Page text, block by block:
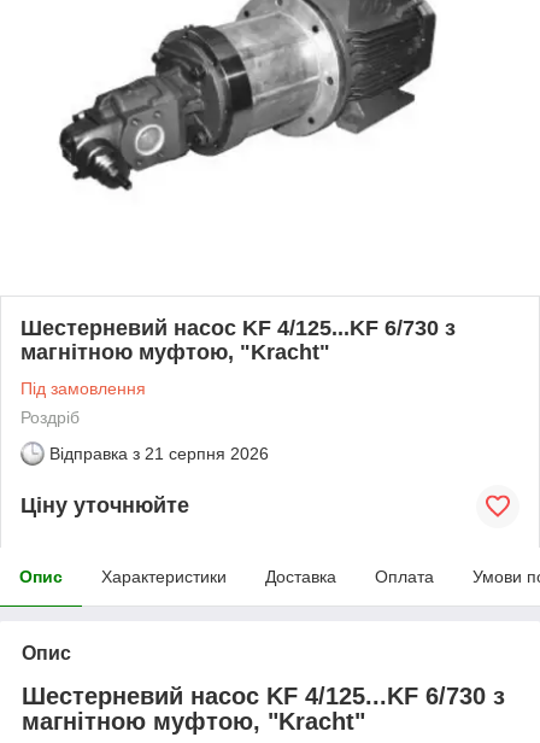
Шестерневий насос KF 4/125...KF 6/730 з
магнітною муфтою, "Kracht"
Під замовлення
Роздріб
Відправка з 21 серпня 2026
Ціну уточнюйте
Опис Характеристики Доставка Оплата Умови
Опис
Шестерневий насос KF 4/125...KF 6/730 з
магнітною муфтою, "Kracht"